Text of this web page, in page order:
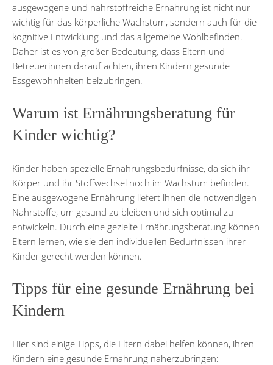
ausgewogene und nährstoffreiche Ernährung ist nicht nur
wichtig für das körperliche Wachstum, sondern auch für die
kognitive Entwicklung und das allgemeine Wohlbefinden.
Daher ist es von großer Bedeutung, dass Eltern und
Betreuerinnen darauf achten, ihren Kindern gesunde
Essgewohnheiten beizubringen.
Warum ist Ernährungsberatung für
Kinder wichtig?
Kinder haben spezielle Ernährungsbedürfnisse, da sich ihr
Körper und ihr Stoffwechsel noch im Wachstum befinden.
Eine ausgewogene Ernährung liefert ihnen die notwendigen
Nährstoffe, um gesund zu bleiben und sich optimal zu
entwickeln. Durch eine gezielte Ernährungsberatung können
Eltern lernen, wie sie den individuellen Bedürfnissen ihrer
Kinder gerecht werden können.
Tipps für eine gesunde Ernährung bei
Kindern
Hier sind einige Tipps, die Eltern dabei helfen können, ihren
Kindern eine gesunde Ernährung näherzubringen: